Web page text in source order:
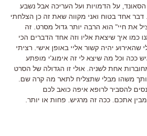
על הדמויות ועל העריכה אבל נשבע
דבר אחד בטוח ואני מקווה שאת זה כן הצלחתי
את חיי" הוא הרבה יותר גדול מסרט זה
כמו איך שיצאת אליו וזה אחד הדברים הכי
יהיה קשור אליי באופן אישי רציתי
ככה וכל מה שיצא לי זה אימוג'י מופתע
אחת לשניה
אולי זו הגדולה של הסרט
משהו מבלי שתצליח לתאר מה קרה שם
להסביר לרופא איפה כואב לכם
אתכם ככה זה מרגיש פחות או יותר